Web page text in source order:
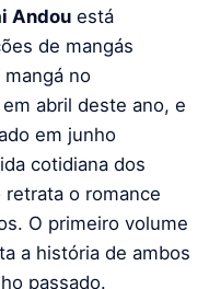
Andou está
de mangás
no
abril deste ano, e
em junho
cotidiana dos
o romance
O primeiro volume
a história de ambos
passado.